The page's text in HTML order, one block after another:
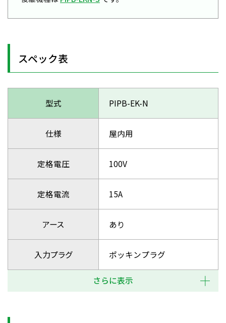
スペック表
型式 PIPB-EK-N
仕様 屋内用
定格電圧 100V
定格電流 15A
アース あり
入力プラグ ポッキンプラグ
さらに表示